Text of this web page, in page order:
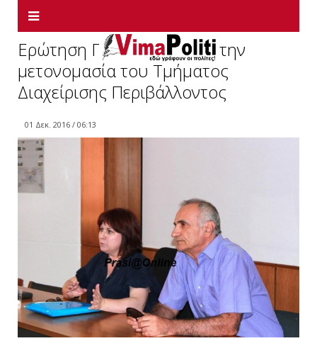
Eρώτηση Γ.Βαρεμένου για την
μετονομασία του Τμήματος
Διαχείρισης Περιβάλλοντος
01 Δεκ. 2016 / 06:13